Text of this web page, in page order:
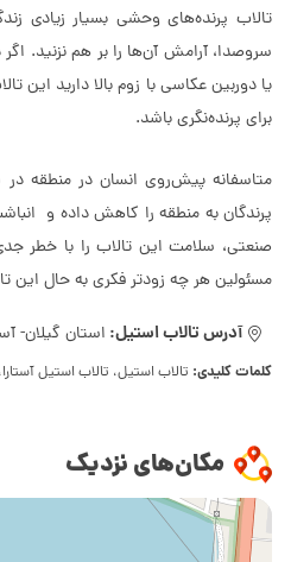
تالاب پرنده‌های وحشی بسیار زیادی
سروصدا، آرامش آن‌ها را بر هم نزنید.
یا دوربین عکاسی با زوم بالا دارید این
برای پرنده‌نگری باشد.
متاسفانه پیش‌روی انسان در منطقه
پرندگان به منطقه را کاهش داده و
صنعتی، سلامت این تالاب را با خطر
مسئولین هر چه زودتر فکری به حال این
آدرس تالاب استیل: استان گیلان-
کلمات کلیدی: تالاب استیل، تالاب استیل
مکان‌های نزدیک